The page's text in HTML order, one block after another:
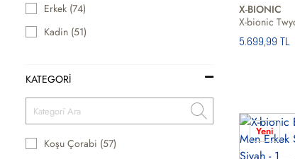
Erkek (74)
Kadin (51)
KATEGORİ
Koşu Çorabi (57)
X-BIONIC
5.699,99 TL
Yeni